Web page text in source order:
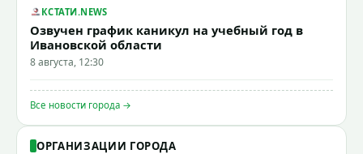
КСТАТИ.NEWS
Озвучен график каникул на учебный год в
Ивановской области
8 августа, 12:30
Все новости города →
ОРГАНИЗАЦИИ ГОРОДА